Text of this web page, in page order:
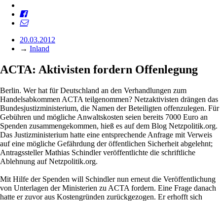
20.03.2012
→ Inland
ACTA: Aktivisten fordern Offenlegung
Berlin. Wer hat für Deutschland an den Verhandlungen zum
Handelsabkommen ACTA teilgenommen? Netzaktivisten drängen das
Bundesjustizministerium, die Namen der Beteiligten offenzulegen. Für
Gebühren und mögliche Anwaltskosten seien bereits 7000 Euro an
Spenden zusammengekommen, hieß es auf dem Blog Netzpolitik.org.
Das Justizministerium hatte eine entsprechende Anfrage mit Verweis
auf eine mögliche Gefährdung der öffentlichen Sicherheit abgelehnt;
Antragssteller Ma­thias Schindler veröffentlichte die schriftliche
Ablehnung auf Netzpolitik.org.
Mit Hilfe der Spenden will Schindler nun erneut die Veröffentlichung
von Unterlagen der Ministerien zu ACTA fordern. Eine Frage danach
hatte er zuvor aus Kostengründen zurückgezogen. Er erhofft sich